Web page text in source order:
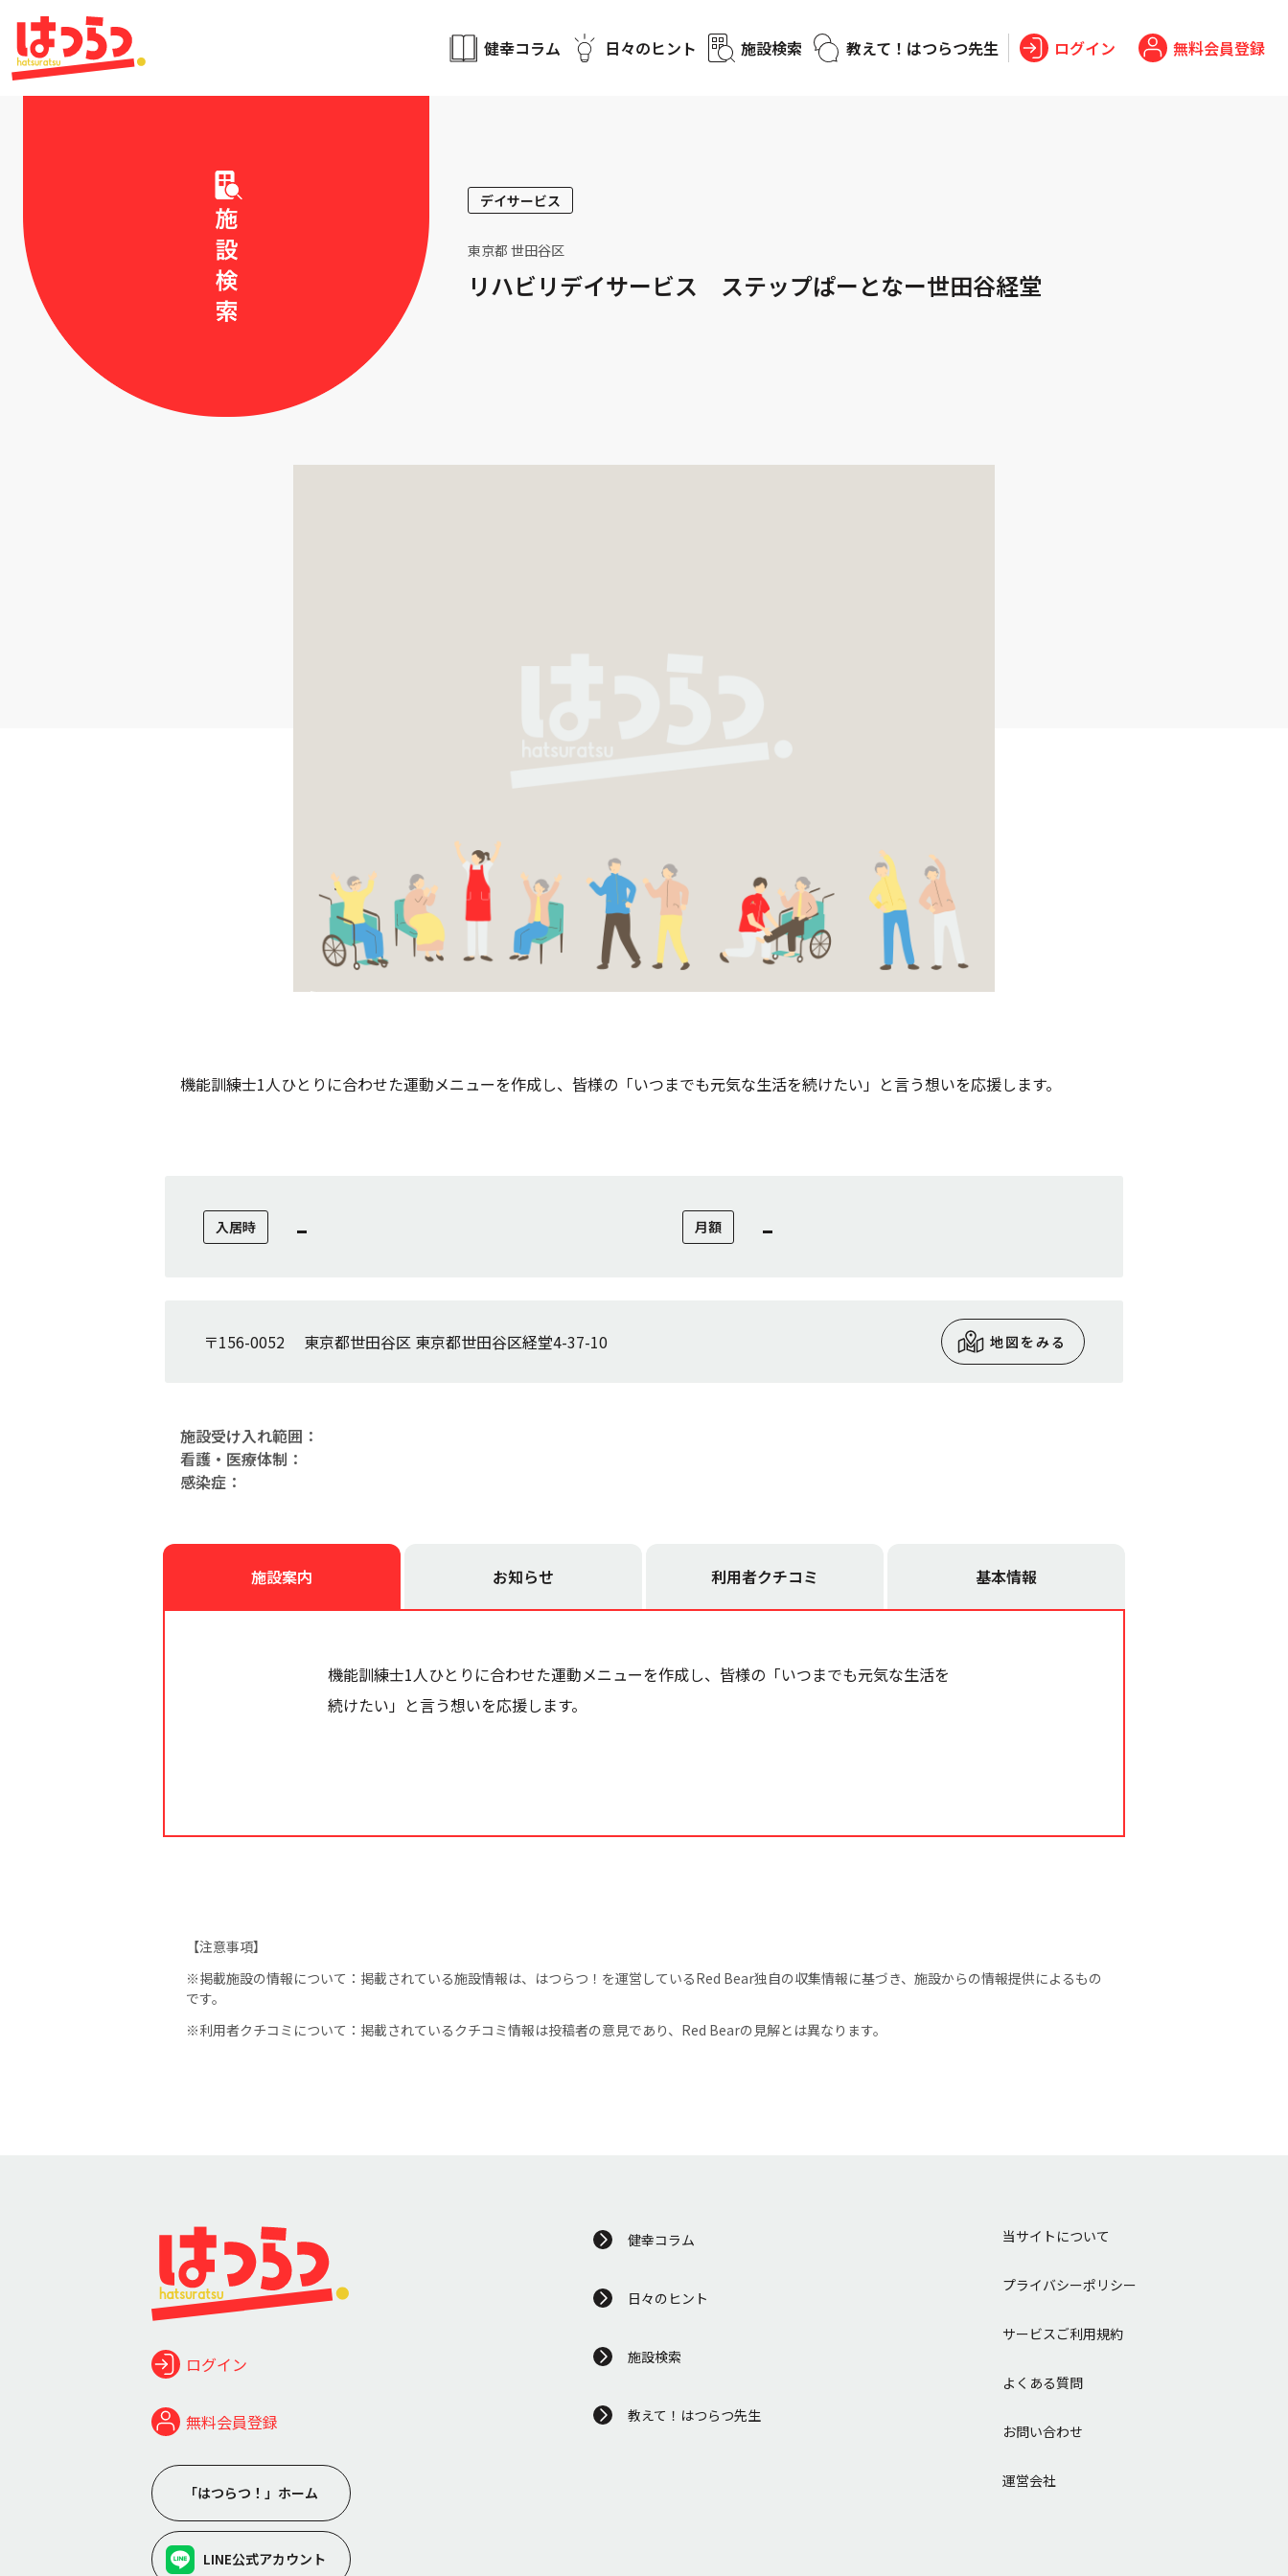
健幸コラム 日々のヒント 施設検索 教えて！はつらつ先生 ログイン 無料会員登録
デイサービス
東京都 世田谷区
リハビリデイサービス ステップぱーとなー世田谷経堂
機能訓練士1人ひとりに合わせた運動メニューを作成し、皆様の「いつまでも元気な生活を続けたい」と言う想いを応援します。
入居時 - 月額 -
〒156-0052 東京都世田谷区 東京都世田谷区経堂4-37-10 地図をみる
施設受け入れ範囲：
看護・医療体制：
感染症：
施設案内 お知らせ 利用者クチコミ 基本情報
機能訓練士1人ひとりに合わせた運動メニューを作成し、皆様の「いつまでも元気な生活を
続けたい」と言う想いを応援します。
【注意事項】
※掲載施設の情報について：掲載されている施設情報は、はつらつ！を運営しているRed Bear独自の収集情報に基づき、施設からの情報提供によるもの
です。
※利用者クチコミについて：掲載されているクチコミ情報は投稿者の意見であり、Red Bearの見解とは異なります。
ログイン
無料会員登録
「はつらつ！」ホーム
LINE公式アカウント
健幸コラム
日々のヒント
施設検索
教えて！はつらつ先生
当サイトについて
プライバシーポリシー
サービスご利用規約
よくある質問
お問い合わせ
運営会社